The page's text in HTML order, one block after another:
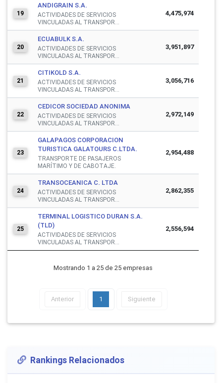
19
ANDIGRAIN S.A.
ACTIVIDADES DE SERVICIOS
VINCULADAS AL TRANSPOR...
4,475,974
20
ECUABULK S.A.
ACTIVIDADES DE SERVICIOS
VINCULADAS AL TRANSPOR...
3,951,897
21
CITIKOLD S.A.
ACTIVIDADES DE SERVICIOS
VINCULADAS AL TRANSPOR...
3,056,716
22
CEDICOR SOCIEDAD ANONIMA
ACTIVIDADES DE SERVICIOS
VINCULADAS AL TRANSPOR...
2,972,149
23
GALAPAGOS CORPORACION
TURISTICA GALATOURS C.LTDA.
TRANSPORTE DE PASAJEROS
MARÍTIMO Y DE CABOTAJE.
2,954,488
24
TRANSOCEANICA C. LTDA
ACTIVIDADES DE SERVICIOS
VINCULADAS AL TRANSPOR...
2,862,355
25
TERMINAL LOGISTICO DURAN S.A.
(TLD)
ACTIVIDADES DE SERVICIOS
VINCULADAS AL TRANSPOR...
2,556,594
Mostrando 1 a 25 de 25 empresas
Anterior 1 Siguiente
Rankings Relacionados